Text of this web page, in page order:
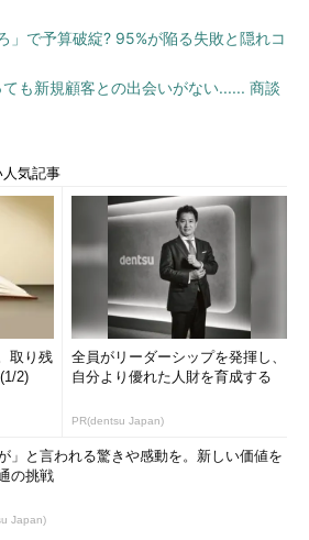
」で予算破綻? 95%が陥る失敗と隠れコ
も新規顧客との出会いがない...... 商談
気記事
取り残
2)
全員がリーダーシップを発揮し、
自分より優れた人財を育成する
PR(dentsu Japan)
が」と言われる驚きや感動を。新しい価値を
の挑戦
Japan)